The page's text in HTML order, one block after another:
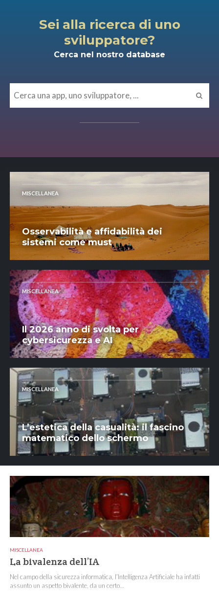
Sei alla ricerca di uno
sviluppatore?
Cerca nel nostro database
MISCELLANEA
Osservabilità e affidabilità dei
sistemi come must
MISCELLANEA
Il 2026 anno di svolta per
cybersicurezza e AI
MISCELLANEA
L’estetica della casualità: il fascino
matematico dello schermo
MISCELLANEA
La bivalenza dell’IA
Nel campo della sicurezza informatica, l’Intelligenza Artificiale ha infatti
assunto un aspetto bivalente, da un certo...